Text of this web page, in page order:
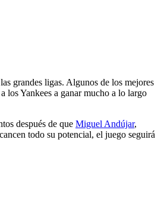
grandes ligas. Algunos de los mejores
los Yankees a ganar mucho a lo largo
después de que Miguel Andújar,
todo su potencial, el juego seguirá